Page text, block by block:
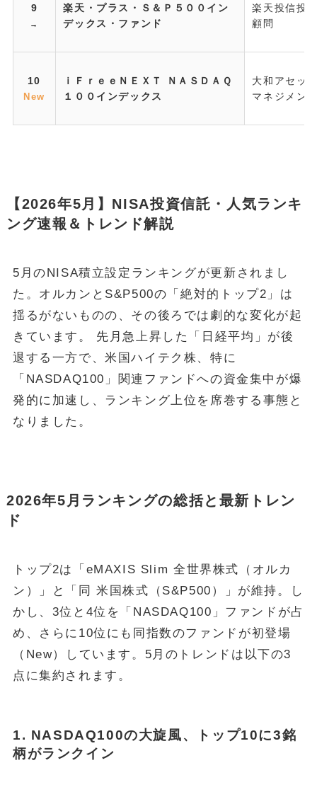
9
→
楽天・プラス・Ｓ＆Ｐ５００イン
デックス・ファンド
楽天投信投
顧問
10
New
ｉＦｒｅｅＮＥＸＴ ＮＡＳＤＡＱ
１００インデックス
大和アセッ
マネジメン
【2026年5月】NISA投資信託・人気ランキ
ング速報＆トレンド解説
5月のNISA積立設定ランキングが更新されまし
た。オルカンとS&P500の「絶対的トップ2」は
揺るがないものの、その後ろでは劇的な変化が起
きています。 先月急上昇した「日経平均」が後
退する一方で、米国ハイテク株、特に
「NASDAQ100」関連ファンドへの資金集中が爆
発的に加速し、ランキング上位を席巻する事態と
なりました。
2026年5月ランキングの総括と最新トレン
ド
トップ2は「eMAXIS Slim 全世界株式（オルカ
ン）」と「同 米国株式（S&P500）」が維持。し
かし、3位と4位を「NASDAQ100」ファンドが占
め、さらに10位にも同指数のファンドが初登場
（New）しています。5月のトレンドは以下の3
点に集約されます。
1. NASDAQ100の大旋風、トップ10に3銘
柄がランクイン